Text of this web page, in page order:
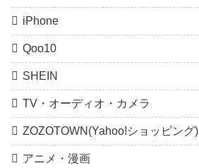
iPhone
Qoo10
SHEIN
TV・オーディオ・カメラ
ZOZOTOWN(Yahoo!ショッピング)
アニメ・漫画